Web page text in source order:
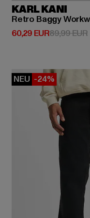
KARL KANI
Retro Baggy
60,29 EUR
Derzeitiger Preis:89,99 EUR
NEU -24%